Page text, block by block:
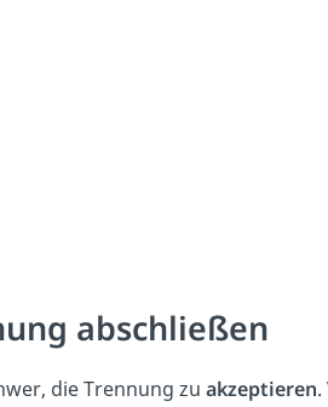
abschließen
die Trennung zu akzeptieren